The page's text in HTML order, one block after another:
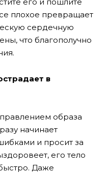
его и пошлите
плохое превращает
сердечную
что благополучно
в
образа
начинает
и просит за
его тело
Даже